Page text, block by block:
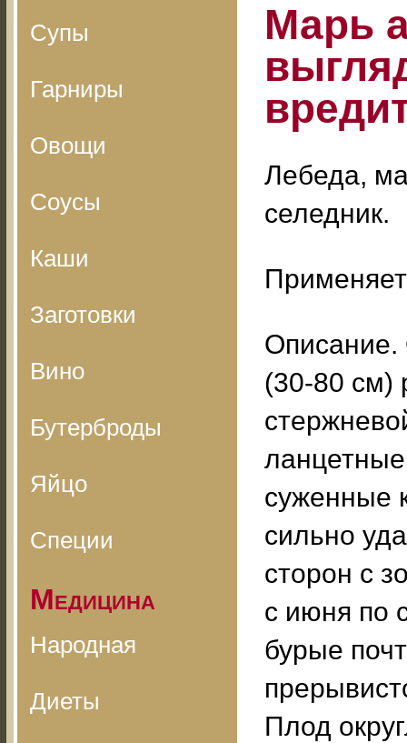
Супы
Гарниры
Овощи
Соусы
Каши
Заготовки
Вино
Бутерброды
Яйцо
Специи
Медицина
Народная
Диеты
Марь
Лебеда,
селедник.
Описание.
(30-80 см)
суженные
сильно
сторон с
с июня по
бурые
Плод